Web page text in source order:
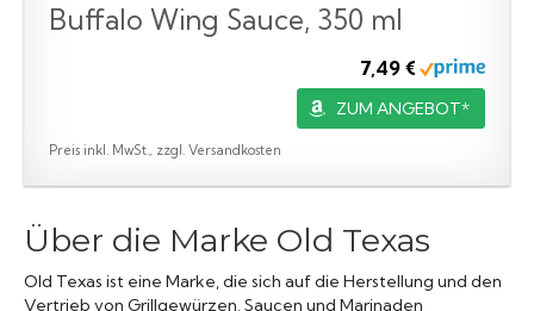
Buffalo Wing Sauce, 350 ml
7,49 €
ZUM ANGEBOT*
Preis inkl. MwSt., zzgl. Versandkosten
Über die Marke Old Texas
Old Texas ist eine Marke, die sich auf die Herstellung und den
Vertrieb von Grillgewürzen, Saucen und Marinaden